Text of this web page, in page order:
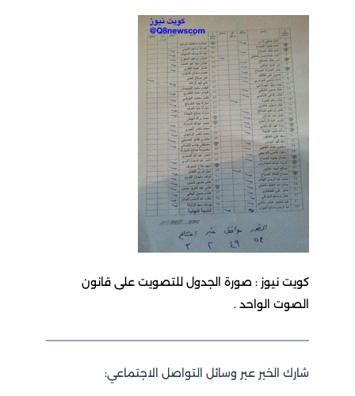
كويت نيوز : صورة الجدول للتصويت على قانون
الصوت الواحد .
شارك الخبر عبر وسائل التواصل الاجتماعي: